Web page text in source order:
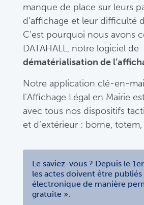
manque de place sur leurs
d’affichage et leur difficulté
C’est pourquoi nous avons
DATAHALL, notre logiciel de
dématérialisation de
Notre application clé-en-
l’Affichage Légal en Mairie
avec tous nos dispositifs
et d’extérieur : borne,
Le saviez-vous ? Depuis le
les actes doivent être
électronique de manière
gratuite ».